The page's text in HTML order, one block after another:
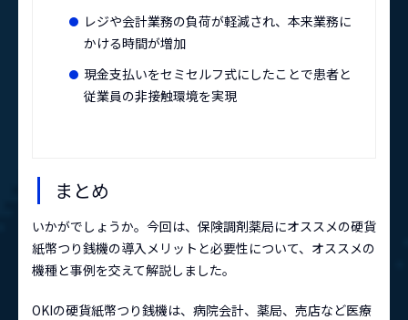
レジや会計業務の負荷が軽減され、本来業務に
かける時間が増加
現金支払いをセミセルフ式にしたことで患者と
従業員の非接触環境を実現
まとめ
いかがでしょうか。今回は、保険調剤薬局にオススメの硬貨
紙幣つり銭機の導入メリットと必要性について、オススメの
機種と事例を交えて解説しました。
OKIの硬貨紙幣つり銭機は、病院会計、薬局、売店など医療